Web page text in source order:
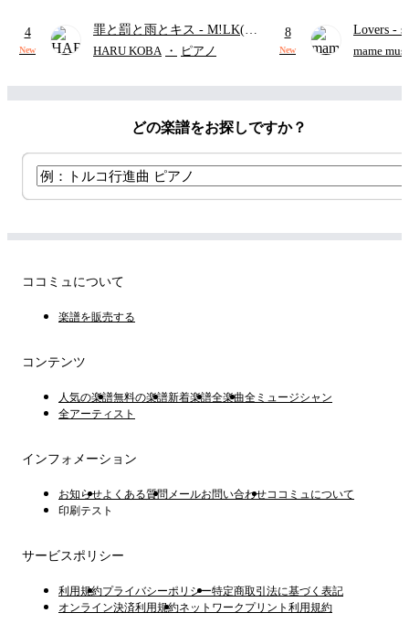
4
New
罪と罰と雨とキス - M!LK(佐
野勇斗&吉田仁人)
HARU KOBA ・ ピアノ
8
New
Lovers -
ト)
mame
どの楽譜をお探しですか？
ココミュについて
楽譜を販売する
コンテンツ
人気の楽譜無料の楽譜新着楽譜全楽曲全ミュージシャン
全アーティスト
インフォメーション
お知らせよくある質問 メールお問い合わせココミュについて
印刷テスト
サービスポリシー
利用規約プライバシーポリシー特定商取引法に基づく表記
オンライン決済利用規約ネットワークプリント利用規約